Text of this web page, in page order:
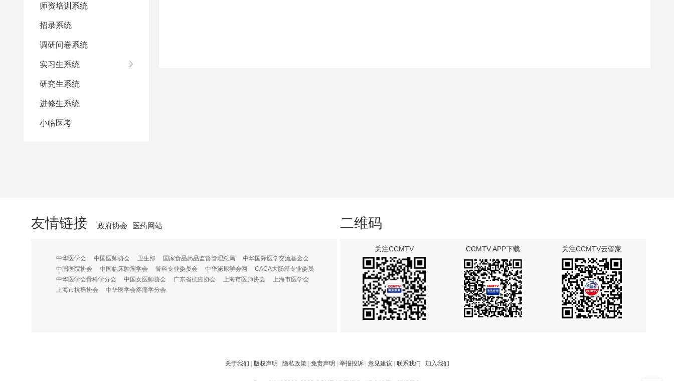
师资培训系统
招录系统
调研问卷系统
实习生系统
研究生系统
进修生系统
小临医考
友情链接 政府协会 医药网站
中华医学会 中国医师协会 卫生部 国家食品药品监督管理总局
中华国际医学交流基金会
中国医院协会
中国临床肿瘤学会 骨科专业委员会 中华泌尿学会网
CACA大肠癌专业委员
中华医学会骨科学分会
中国女医师协会 广东省抗癌协会 上海市医师协会
上海市医学会
上海市抗癌协会
中华医学会疼痛学分会
二维码
关注CCMTV CCMTV APP下载 关注CCMTV云管家
关于我们 版权声明 隐私政策| 免责声明 举报投诉| 意见建议 联系我们 加入我们